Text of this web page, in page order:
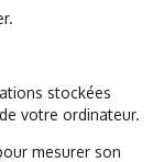
stockées
votre ordinateur.
mesurer son